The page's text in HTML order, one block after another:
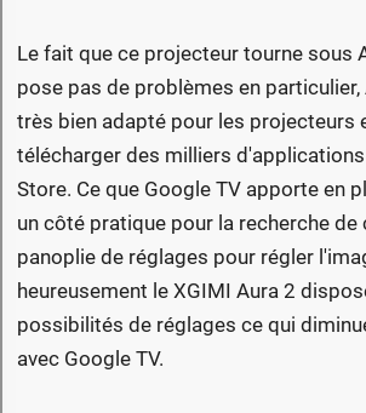
Le fait que ce projecteur tourne sous
pose pas de problèmes en
très bien adapté pour les projecteurs
télécharger des milliers
Store. Ce que Google TV apporte en
un côté pratique pour la recherche de
panoplie de réglages pour régler
heureusement le XGIMI Aura 2
possibilités de réglages ce qui
avec Google TV.